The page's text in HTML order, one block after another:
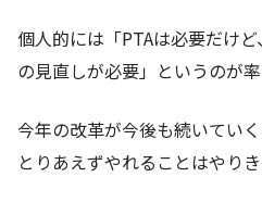
個人的には「PTAは必要だけ
の見直しが必要」というのが
今年の改革が今後も続いてい
とりあえずやれることはやりき